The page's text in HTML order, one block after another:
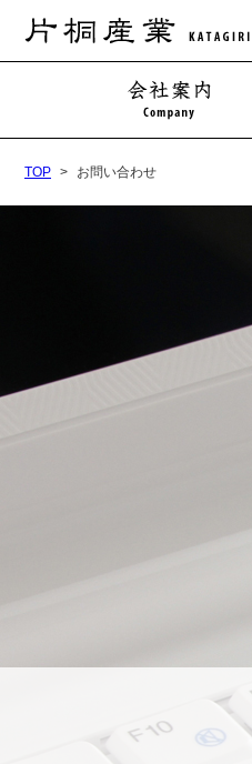
TOP お問い合わせ